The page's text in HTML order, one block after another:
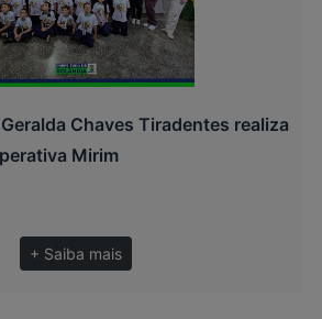
Chaves Tiradentes realiza
Mirim
+ Saiba mais